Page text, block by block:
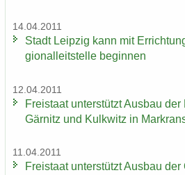
14.04.2011
Stadt Leip­zig kann mit
gio­nal­leit­stel­le be­gin­nen
12.04.2011
Frei­staat un­ter­stützt Aus­bau
Gär­nitz und Kulk­witz in
11.04.2011
Frei­staat un­ter­stützt Aus­bau